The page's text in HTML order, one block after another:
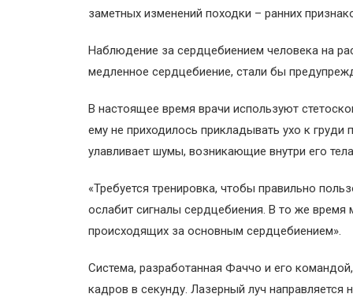
заметных изменений походки – ранних
Наблюдение за сердцебиением человека на
медленное сердцебиение, стали бы
В настоящее время врачи используют
ему не приходилось прикладывать ухо к
улавливает шумы, возникающие внутри его
«Требуется тренировка, чтобы правильно
ослабит сигналы сердцебиения. В то же
происходящих за основным сердцебиением».
Система, разработанная Фаччо и его
кадров в секунду. Лазерный луч направляется